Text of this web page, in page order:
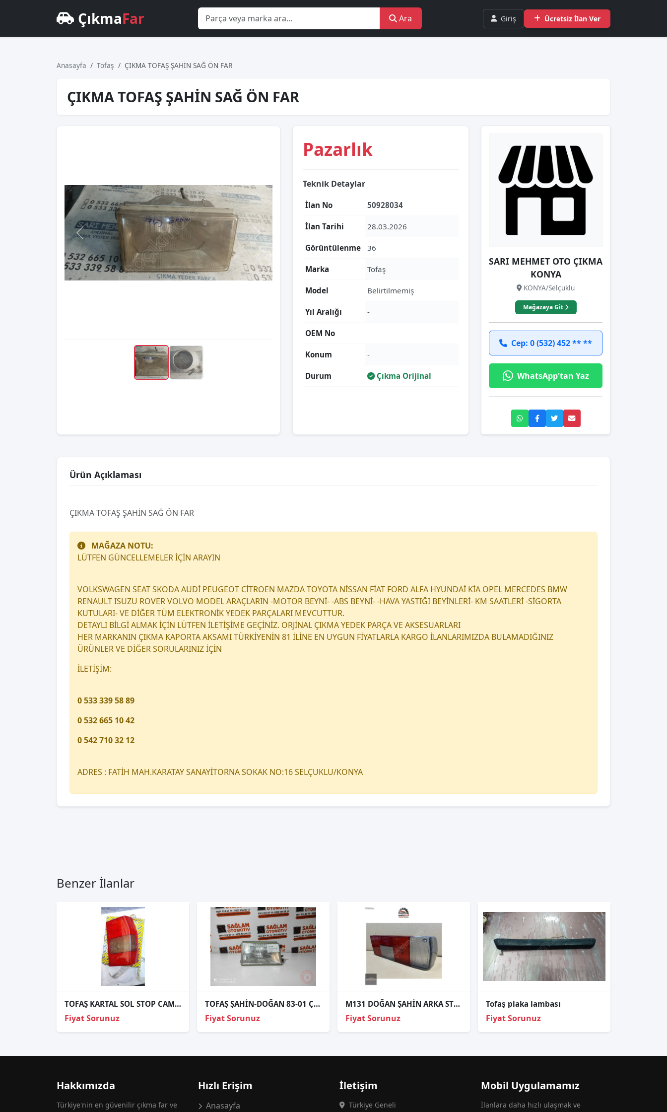
ÇıkmaFar Ara Giriş Ücretsiz İlan Ver
Anasayfa Tofaş ÇIKMA TOFAŞ ŞAHİN SAĞ ÖN FAR
ÇIKMA TOFAŞ ŞAHİN SAĞ ÖN FAR
Pazarlık
Teknik Detaylar
İlan No 50928034
İlan Tarihi 28.03.2026
Görüntülenme 36
Marka Tofaş
Model Belirtilmemiş
Yıl Aralığı -
OEM No
Konum -
Durum Çıkma Orijinal
SARI MEHMET OTO ÇIKMA
KONYA
KONYA/Selçuklu
Mağazaya Git
Cep: 0 (532) 452 ** **
WhatsApp'tan Yaz
Ürün Açıklaması
ÇIKMA TOFAŞ ŞAHİN SAĞ ÖN FAR
MAĞAZA NOTU:
LÜTFEN GÜNCELLEMELER İÇİN ARAYIN
VOLKSWAGEN SEAT SKODA AUDİ PEUGEOT CİTROEN MAZDA TOYOTA NİSSAN FİAT FORD ALFA HYUNDAİ KİA OPEL MERCEDES BMW
RENAULT ISUZU ROVER VOLVO MODEL ARAÇLARIN -MOTOR BEYNİ- -ABS BEYNİ- -HAVA YASTIĞI BEYİNLERİ- KM SAATLERİ -SİGORTA
KUTULARI- VE DİĞER TÜM ELEKTRONİK YEDEK PARÇALARI MEVCUTTUR.
DETAYLI BİLGİ ALMAK İÇİN LÜTFEN İLETİŞİME GEÇİNİZ. ORJİNAL ÇIKMA YEDEK PARÇA VE AKSESUARLARI
HER MARKANIN ÇIKMA KAPORTA AKSAMI TÜRKİYENİN 81 İLİNE EN UYGUN FİYATLARLA KARGO İLANLARIMIZDA BULAMADIĞINIZ
ÜRÜNLER VE DİĞER SORULARINIZ İÇİN
İLETİŞİM:
0 533 339 58 89
0 532 665 10 42
0 542 710 32 12
ADRES : FATİH MAH.KARATAY SANAYİTORNA SOKAK NO:16 SELÇUKLU/KONYA
Benzer İlanlar
TOFAŞ KARTAL SOL STOP CAMI SIFIR
Fiyat Sorunuz
TOFAŞ ŞAHİN-DOĞAN 83-01 ÇIKMA SAĞ ÖN FAR
Fiyat Sorunuz
M131 DOĞAN ŞAHİN ARKA STOP LAMBA CAMI FÜME
Fiyat Sorunuz
Tofaş plaka lambası
Fiyat Sorunuz
Hakkımızda
Türkiye'nin en güvenilir çıkma far ve
Hızlı Erişim
Anasayfa
İletişim
Türkiye Geneli
Mobil Uygulamamız
İlanlara daha hızlı ulaşmak ve